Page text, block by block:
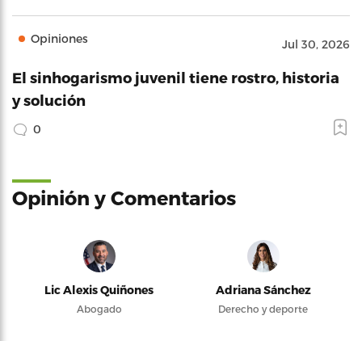
Opiniones Jul 30, 2026
El sinhogarismo juvenil tiene rostro, historia
y solución
0
Opinión y Comentarios
Lic Alexis Quiñones
Abogado
Adriana Sánchez
Derecho y deporte